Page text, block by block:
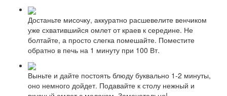
Достаньте мисочку, аккуратно расшевелите венчиком
уже схватившийся омлет от краев к середине. Не
болтайте, а просто слегка помешайте. Поместите
обратно в печь на 1 минуту при 100 Вт.
Выньте и дайте постоять блюду буквально 1-2 минуты,
оно немного дойдет. Подавайте к столу нежный и